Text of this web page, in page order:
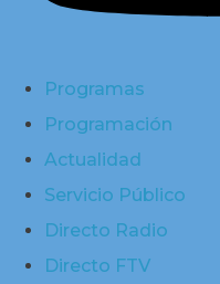
Programas
Programación
Actualidad
Servicio Público
Directo Radio
Directo FTV